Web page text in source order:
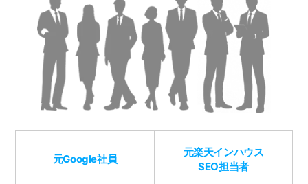
元Google社員
元楽天インハウス
SEO担当者